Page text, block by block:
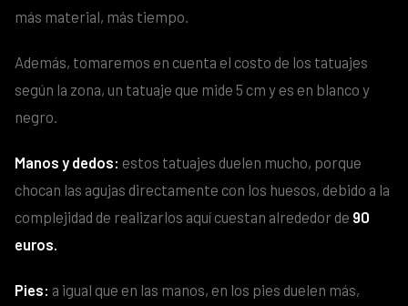
más material, más tiempo.
Además, tomaremos en cuenta el costo de los tatuajes
según la zona, un tatuaje que mide 5 cm y es en blanco y
negro.
Manos y dedos: estos tatuajes duelen mucho, porque
chocan las agujas directamente con los huesos, debido a la
complejidad de realizarlos aquí cuestan alrededor de 90
euros.
Pies: a igual que en las manos, en los pies duelen más,